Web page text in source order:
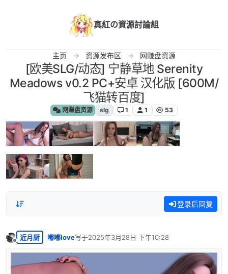
真紅の資源討論組
主页 资源发布区 网赚盘资源
[欧美SLG/动态] 宁静草地 Serenity
Meadows v0.2 PC+安卓 汉化版 [600M/
飞猫转百度]
网赚盘资源 slg 1 1 53
登录后回复
离线
近月厨 嘟嘟love写于2025年3月28日 下午10:28
最后由 编辑